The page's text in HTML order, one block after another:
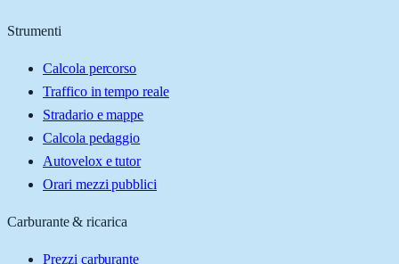
Strumenti
Calcola percorso
Traffico in tempo reale
Stradario e mappe
Calcola pedaggio
Autovelox e tutor
Orari mezzi pubblici
Carburante & ricarica
Prezzi carburante